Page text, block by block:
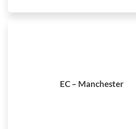
North
EC – Manchester